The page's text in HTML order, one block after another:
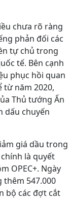
chưa rõ ràng
phản đối các
tự chủ trong
tế. Bên cạnh
phục hồi quan
từ năm 2020,
Thủ tướng Ấn
dấu chuyến
giá dầu trong
là quyết
OPEC+. Ngày
thêm 547.000
bộ các đợt cắt